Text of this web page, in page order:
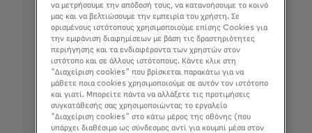
να μετρήσουμε την απόδοσή τους, να κατανοήσουμε το κοινό
μας και να βελτιώσουμε την εμπειρία του χρήστη. Σε
ορισμένους ιστότοπους χρησιμοποιούμε επίσης Cookies για
την εμφάνιση διαφημίσεων με βάση τις δραστηριότητες
περιήγησης και τα ενδιαφέροντα των χρηστών στον
ιστότοπο και σε άλλους ιστότοπους. Κάντε κλικ στη
"Διαχείριση cookies" που βρίσκεται παρακάτω για να
μάθετε ποια cookies χρησιμοποιούμε σε αυτόν τον ιστότοπο
και γιατί. Μπορείτε πάντα να αλλάξετε τις προτιμήσεις
συγκατάθεσής σας χρησιμοποιώντας το εργαλείο
"Διαχείριση cookies" στο κάτω μέρος της οθόνης (που
υπάρχει διαθέσιμο ως σύνδεσμος αντί για κουμπί μέσα στον